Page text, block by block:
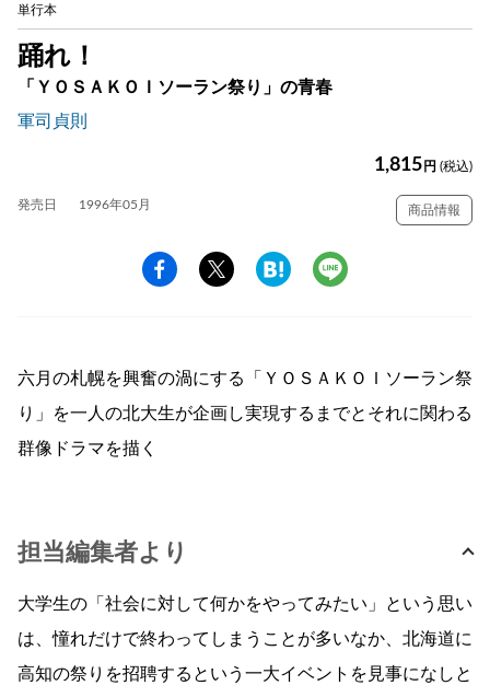
単行本
踊れ！
「ＹＯＳＡＫＯＩソーラン祭り」の青春
軍司貞則
1,815 円 (税込)
発売日 1996年05月 商品情報
六月の札幌を興奮の渦にする「ＹＯＳＡＫＯＩソーラン祭
り」を一人の北大生が企画し実現するまでとそれに関わる
群像ドラマを描く
担当編集者より
大学生の「社会に対して何かをやってみたい」という思い
は、憧れだけで終わってしまうことが多いなか、北海道に
高知の祭りを招聘するという一大イベントを見事になしと